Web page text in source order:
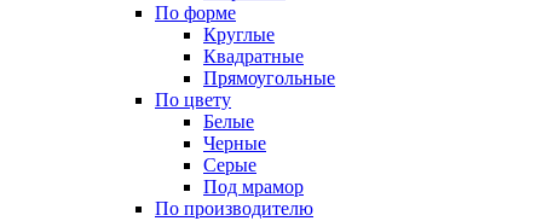
По форме
Круглые
Квадратные
Прямоугольные
По цвету
Белые
Черные
Серые
Под мрамор
По производителю